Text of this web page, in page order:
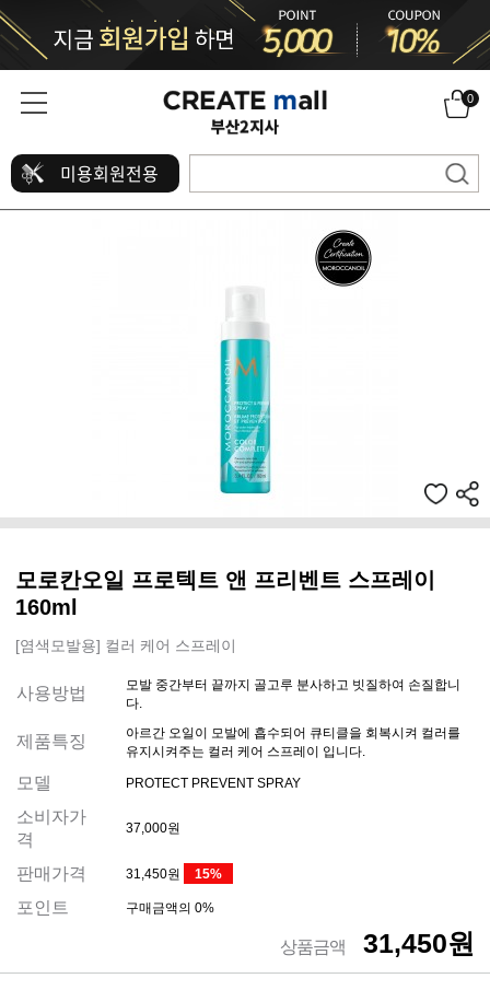
0
미용회원전용
모로칸오일 프로텍트 앤 프리벤트 스프레이
160ml
[염색모발용] 컬러 케어 스프레이
사용방법
모발 중간부터 끝까지 골고루 분사하고 빗질하여 손질합니
다.
제품특징
아르간 오일이 모발에 흡수되어 큐티클을 회복시켜 컬러를
유지시켜주는 컬러 케어 스프레이 입니다.
모델 PROTECT PREVENT SPRAY
소비자가
격
37,000원
판매가격 31,450원 15%
포인트 구매금액의 0%
상품금액 31,450원